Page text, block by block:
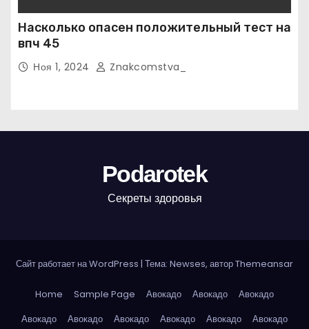
Насколько опасен положительный тест на
впч 45
Ноя 1, 2024 Znakcomstva_
Podarotek
Секреты здоровья
Сайт работает на WordPress | Тема: Newses, авторThemeansar
Home Sample Page Авокадо Авокадо
Авокадо
Авокадо
Авокадо Авокадо Авокадо Авокадо
Авокадо